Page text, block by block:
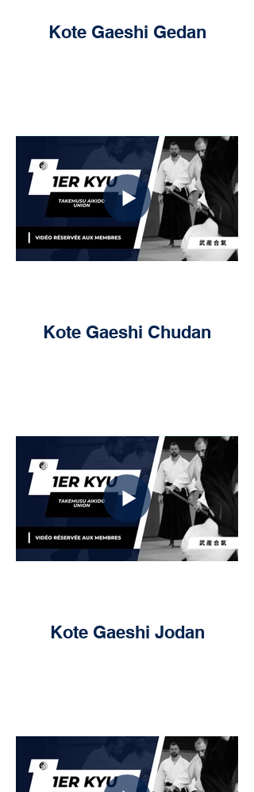
Kote Gaeshi Gedan
Kote Gaeshi Chudan
Kote Gaeshi Jodan